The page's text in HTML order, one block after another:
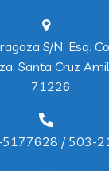
S/N, Esq.
Santa Cruz
71226
/ 503-